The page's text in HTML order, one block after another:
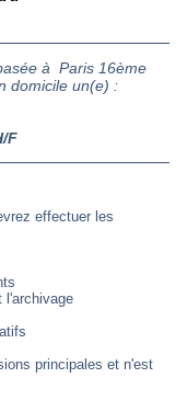
à Paris 16ème
domicile un(e) :
F
effectuer les
l'archivage
principales et n'est